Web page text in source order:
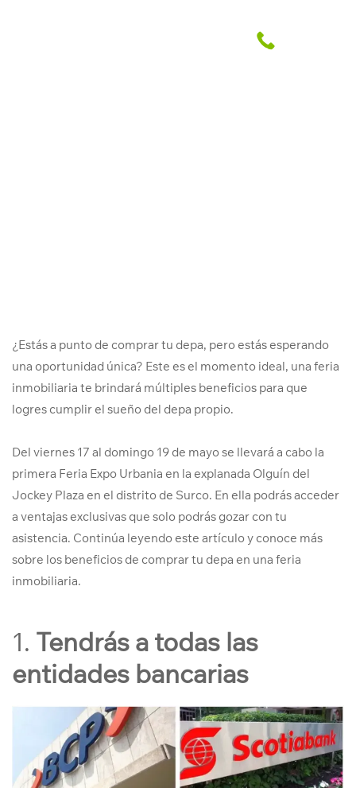
¿Estás a punto de comprar tu depa, pero estás esperando
una oportunidad única? Este es el momento ideal, una feria
inmobiliaria te brindará múltiples beneficios para que
logres cumplir el sueño del depa propio.
Del viernes 17 al domingo 19 de mayo se llevará a cabo la
primera Feria Expo Urbania en la explanada Olguín del
Jockey Plaza en el distrito de Surco. En ella podrás acceder
a ventajas exclusivas que solo podrás gozar con tu
asistencia. Continúa leyendo este artículo y conoce más
sobre los beneficios de comprar tu depa en una feria
inmobiliaria.
1. Tendrás a todas las
entidades bancarias